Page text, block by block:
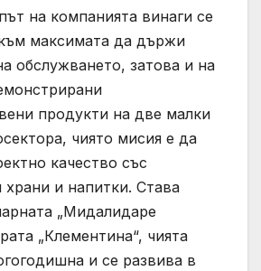
на компанията винаги се
максимата да държи
обслужването, затова и на
продукти на две малки
чиято мисия е да
качество със
храни и напитки. Става
„Мидалидаре
„Клементина“, чията
и се развива в